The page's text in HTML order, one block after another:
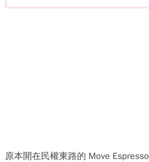
原本開在民權東路的 Move Espresso